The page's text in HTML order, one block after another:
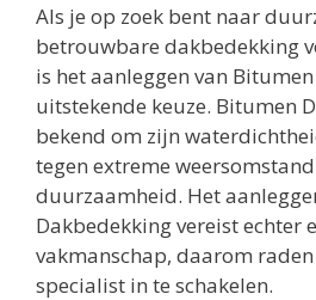
Als je op zoek bent naar
betrouwbare dakbedekking
is het aanleggen van
uitstekende keuze. Bitumen
bekend om zijn
tegen extreme
duurzaamheid. Het
Dakbedekking vereist echter
vakmanschap, daarom
specialist in te schakelen.